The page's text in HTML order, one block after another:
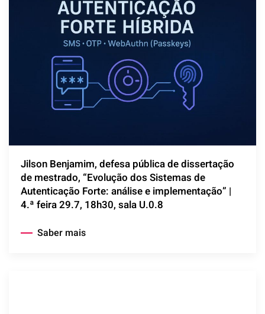
Jilson Benjamim, defesa pública de dissertação
de mestrado, “Evolução dos Sistemas de
Autenticação Forte: análise e implementação” |
4.ª feira 29.7, 18h30, sala U.0.8
Saber mais